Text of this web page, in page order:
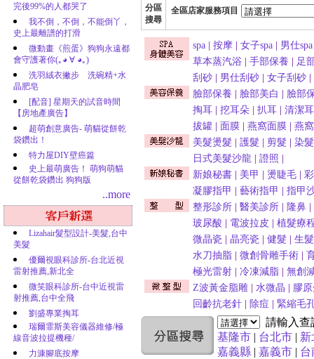
完後99%的人都哭了
我不倒，不倒，不能倒丫，
史上最離譜的打滑
微動畫《煎蛋》狗狗永遠都
會守護著你(｡◕ ∀ ◕｡)
洗羽絨衣撇步 洗碗精+水
晶肥皂
[配音] 星期天的試音時間
【房地產廣告】
超萌創意廣告- 萌貓從餅乾
袋鑽出！
特力屋DIY壁癌篇
史上最萌廣告！ 萌狗萌貓
從餅乾袋鑽出 狗狗版
..more
Lizahair髮型設計-美髮,台中
美髮
優爾視眼科診所-台北近視
雷射推薦,新北全
微笑眼科診所-台中近視雷
射推薦,台中全飛
劉盛專業掏耳
瑞爾霏斯美容儀器維修/極
線音波拉提機種/
力漮腳底按摩
分區
搜尋
全區店家服務項目
spa 按摩 女子spa 男仕spa
草本蒸汽浴
手部保養
足
刮砂
男仕刮砂 女子刮砂
臉部保養
臉部美白
臉部
掏耳
挖耳朵 扒耳
清潔
拔罐
面膜 燕窩面膜
燕
美髮燙髮
護髮 剪髮
染髮
日式美髮沙龍
證照
新娘秘書
美甲 燙睫毛
凝膠指甲
藝術指甲
指甲
整形診所
醫美診所 隆鼻
玻尿酸
電波拉皮
植髮療
微晶瓷
晶亮瓷 健髮
生髮
水刀抽脂
微創骨雕手術
極光雷射
冷凍減脂
無創
Z波黃金脂雕
水微晶
膠
回齡抗老針
除痘 緊縮毛
請輸入
基隆市 | 台北市 | 新
嘉義縣 | 嘉義市 | 台